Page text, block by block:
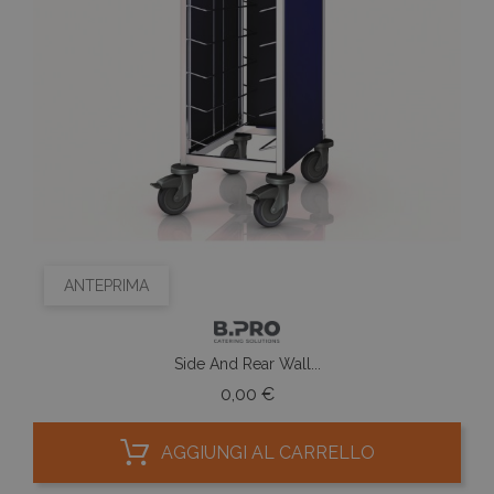
ANTEPRIMA
Side And Rear Wall...
0,00 €Prezzo
AGGIUNGI AL CARRELLO